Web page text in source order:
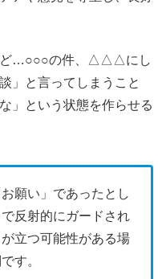
ど…○○○の件、△△△にし
」と言ってしまうこと
」という状態を作らせる
願い」であったとし
反射的にガードされ
立つ可能性がある場
す。